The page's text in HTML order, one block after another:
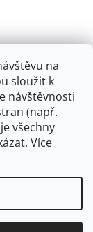
na
sloužit k
návštěvnosti
(např.
všechny
Více
práva